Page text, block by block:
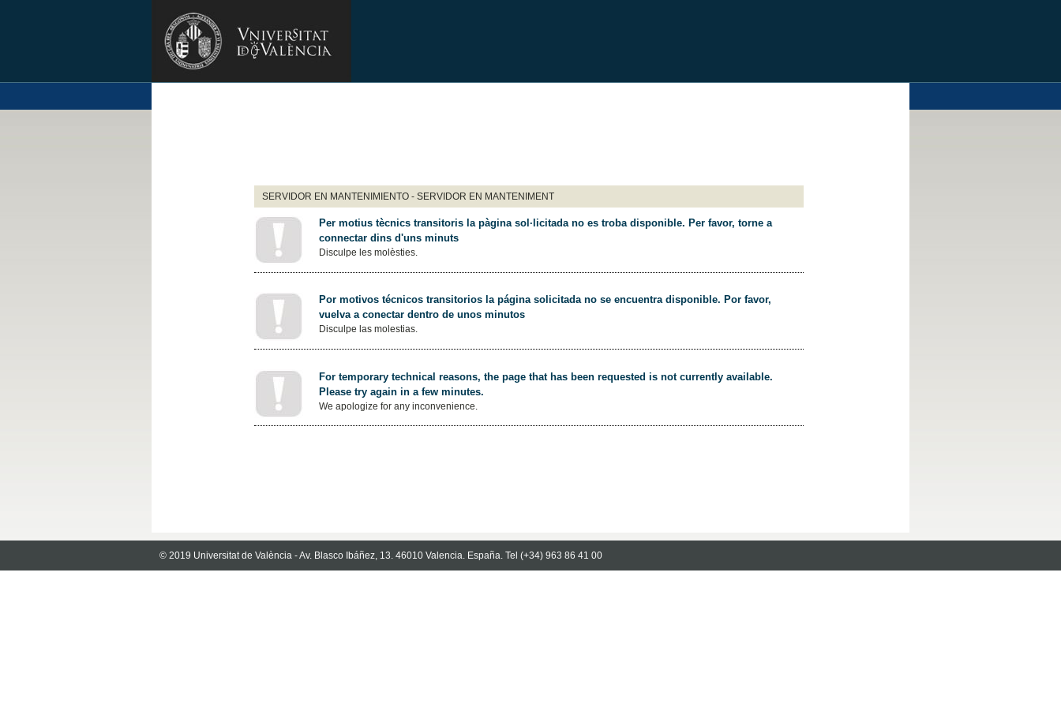
SERVIDOR EN MANTENIMIENTO - SERVIDOR EN MANTENIMENT
Per motius tècnics transitoris la pàgina sol·licitada no es troba disponible. Per favor, torne a
connectar dins d'uns minuts
Disculpe les molèsties.
Por motivos técnicos transitorios la página solicitada no se encuentra disponible. Por favor,
vuelva a conectar dentro de unos minutos
Disculpe las molestias.
For temporary technical reasons, the page that has been requested is not currently available.
Please try again in a few minutes.
We apologize for any inconvenience.
© 2019 Universitat de València - Av. Blasco Ibáñez, 13. 46010 Valencia. España. Tel (+34) 963 86 41 00